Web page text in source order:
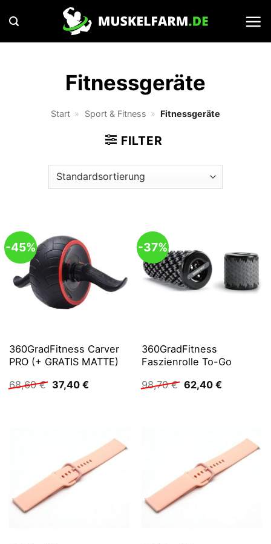
Inhalt
springen
Fitnessgeräte
Start » Sport & Fitness » Fitnessgeräte
FILTER
-45%
360GradFitness Carver
PRO (+ GRATIS MATTE)
68,60€ Ursprünglicher
Preis
37,40 €Aktueller
-37%
360GradFitness
Faszienrolle To-Go
98,70€ Ursprünglicher
Preis
62,40 €Aktueller